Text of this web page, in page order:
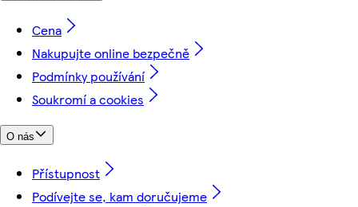
Cena
Nakupujte online bezpečně
Podmínky používání
Soukromí a cookies
O nás
Přístupnost
Podívejte se, kam doručujeme